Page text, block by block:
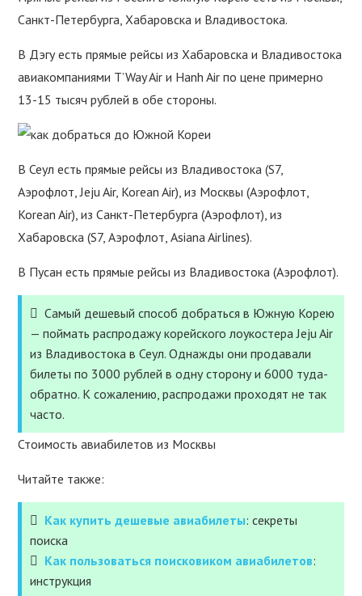
Санкт-Петербурга, Хабаровска и Владивостока.
В Дэгу есть прямые рейсы из Хабаровска и Владивостока
авиакомпаниями T’Way Air и Hanh Air по цене примерно
13-15 тысяч рублей в обе стороны.
В Сеул есть прямые рейсы из Владивостока (S7,
Аэрофлот, Jeju Air, Korean Air), из Москвы (Аэрофлот,
Korean Air), из Санкт-Петербурга (Аэрофлот), из
Хабаровска (S7, Аэрофлот, Asiana Airlines).
В Пусан есть прямые рейсы из Владивостока (Аэрофлот).
Самый дешевый способ добраться в Южную Корею
— поймать распродажу корейского лоукостера Jeju Air
из Владивостока в Сеул. Однажды они продавали
билеты по 3000 рублей в одну сторону и 6000 туда-
обратно. К сожалению, распродажи проходят не так
часто.
Стоимость авиабилетов из Москвы
Читайте также:
Как купить дешевые авиабилеты: секреты
поиска
Как пользоваться поисковиком авиабилетов:
инструкция